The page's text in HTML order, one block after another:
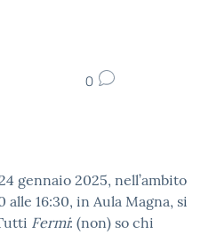
0
gennaio 2025, nell’ambito
alle 16:30, in Aula Magna, si
Fermi: (non) so chi